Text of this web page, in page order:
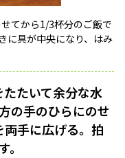
てから1/3杯分のご飯で
に具が中央になり、はみ
たいて余分な水
の手のひらにのせ
手に広げる。拍